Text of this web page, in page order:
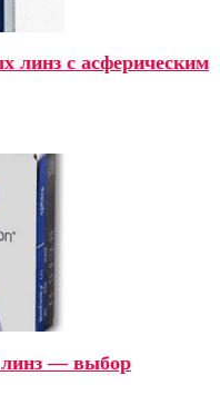
линз с асферическим
линз — выбор